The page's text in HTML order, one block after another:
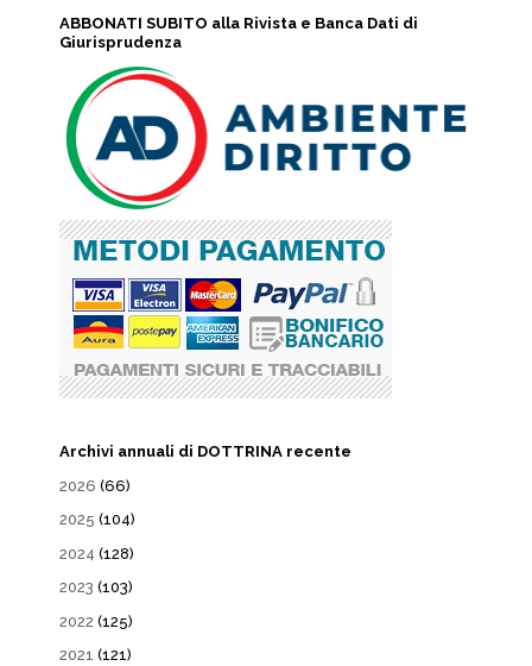
ABBONATI SUBITO alla Rivista e Banca Dati di
Giurisprudenza
Archivi annuali di DOTTRINA recente
2026 (66)
2025 (104)
2024 (128)
2023 (103)
2022 (125)
2021 (121)